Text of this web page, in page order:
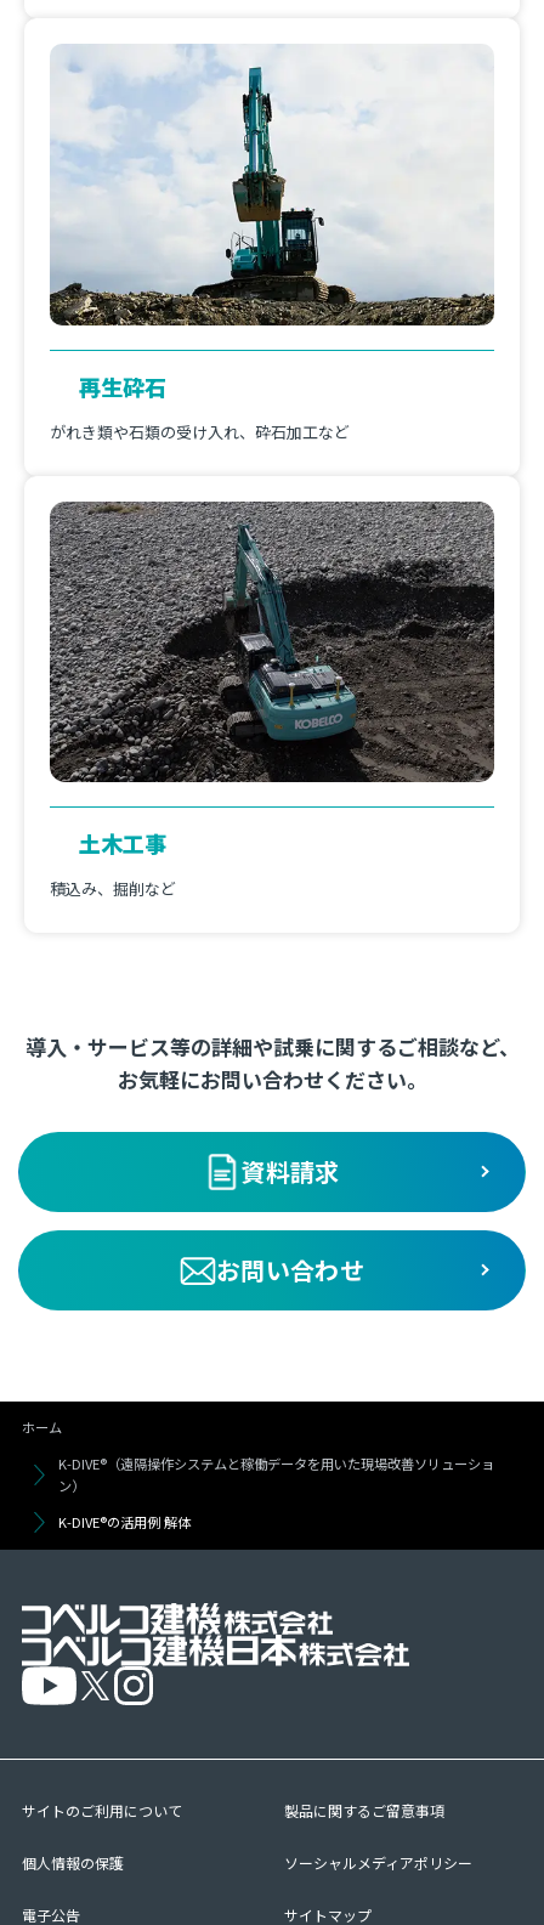
再生砕石
がれき類や石類の受け入れ、砕石加工など
土木工事
積込み、掘削など
導入・サービス等の詳細や試乗に関するご相談など、
お気軽にお問い合わせください。
資料請求
お問い合わせ
ホーム
K-DIVE®（遠隔操作システムと稼働データを用いた現場改善ソリューショ
ン）
K-DIVE®の活用例 解体
サイトのご利用について 製品に関するご留意事項
個人情報の保護 ソーシャルメディアポリシー
電子公告 サイトマップ